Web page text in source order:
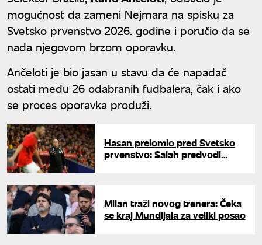
mogućnost da zameni Nejmara na spisku za
Svetsko prvenstvo 2026. godine i poručio da se
nada njegovom brzom oporavku.
Ančeloti je bio jasan u stavu da će napadač
ostati među 26 odabranih fudbalera, čak i ako
se proces oporavka produži.
Hasan prelomio pred Svetsko
prvenstvo: Salah predvodi
Milan traži novog trenera: Čeka
se kraj Mundijala za veliki posao